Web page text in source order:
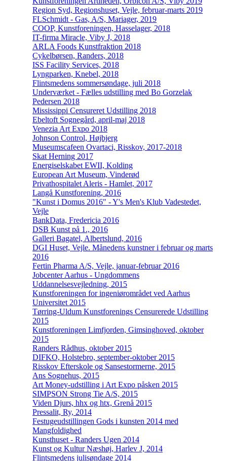
Region Syd, Regionshuset, Vejle, februar-marts 2019
FLSchmidt - Gas, A/S, Mariager, 2019
COOP, Kunstforeningen, Hasselager, 2018
IT-firma Miracle, Viby J, 2018
ARLA Foods Kunstfraktion 2018
Cykelbørsen, Randers, 2018
ISS Facility Services, 2018
Lyngparken, Knebel, 2018
Flintsmedens sommersøndage, juli 2018
Underværket - Fælles udstilling med Bo Gorzelak
Pedersen 2018
Mississippi Censureret Udstilling 2018
Ebeltoft Sognegård, april-maj 2018
Venezia Art Expo 2018
Johnson Control, Højbjerg
Museumscafeen Ovartaci, Risskov, 2017-2018
Skat Herning 2017
Energiselskabet EWII, Kolding
European Art Museum, Vinderød
Privathospitalet Aleris - Hamlet, 2017
Langå Kunstforening, 2016
"Kunst i Domus 2016" - Y's Men's Klub Vadestedet,
Vejle
BankData, Fredericia 2016
DSB Kunst på 1., 2016
Galleri Bagatel, Albertslund, 2016
DGI Huset, Vejle. Månedens kunstner i februar og marts
2016
Fertin Pharma A/S, Vejle, januar-februar 2016
Jobcenter Aarhus - Ungdommens
Uddannelsesvejledning, 2015
Kunstforeningen for ingeniørområdet ved Aarhus
Universitet 2015
Tørring-Uldum Kunstforenings Censurerede Udstilling
2015
Kunstforeningen Limfjorden, Gimsinghoved, oktober
2015
Randers Rådhus, oktober 2015
DIFKO, Holstebro, september-oktober 2015
Risskov Efterskole og Sansestormerne, 2015
Ans Sognehus, 2015
Art Money-udstilling i Art Expo påsken 2015
SIMPSON Strong Tie A/S, 2015
Viden Djurs, hhx og htx, Grenå 2015
Pressalit, Ry, 2014
Festugeudstillingen Gods i kunsten 2014 med
Mangfoldighed
Kunsthuset - Randers Ugen 2014
Kunst og Kultur Næshøj, Harlev J, 2014
Flintsmedens julisøndage 2014